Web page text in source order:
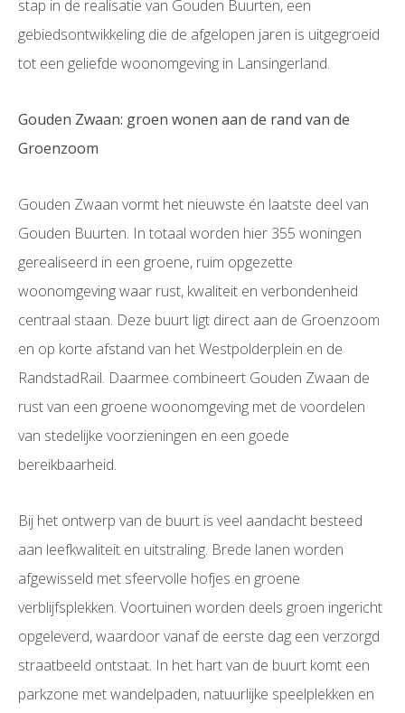
stap in de realisatie van Gouden Buurten, een
gebiedsontwikkeling die de afgelopen jaren is uitgegroeid
tot een geliefde woonomgeving in Lansingerland.
Gouden Zwaan: groen wonen aan de rand van de
Groenzoom
Gouden Zwaan vormt het nieuwste én laatste deel van
Gouden Buurten. In totaal worden hier 355 woningen
gerealiseerd in een groene, ruim opgezette
woonomgeving waar rust, kwaliteit en verbondenheid
centraal staan. Deze buurt ligt direct aan de Groenzoom
en op korte afstand van het Westpolderplein en de
RandstadRail. Daarmee combineert Gouden Zwaan de
rust van een groene woonomgeving met de voordelen
van stedelijke voorzieningen en een goede
bereikbaarheid.
Bij het ontwerp van de buurt is veel aandacht besteed
aan leefkwaliteit en uitstraling. Brede lanen worden
afgewisseld met sfeervolle hofjes en groene
verblijfsplekken. Voortuinen worden deels groen ingericht
opgeleverd, waardoor vanaf de eerste dag een verzorgd
straatbeeld ontstaat. In het hart van de buurt komt een
parkzone met wandelpaden, natuurlijke speelplekken en